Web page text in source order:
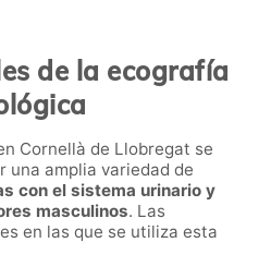
de la ecografía
Cornellà de Llobregat se
una amplia variedad de
con el sistema urinario y
masculinos. Las
en las que se utiliza esta